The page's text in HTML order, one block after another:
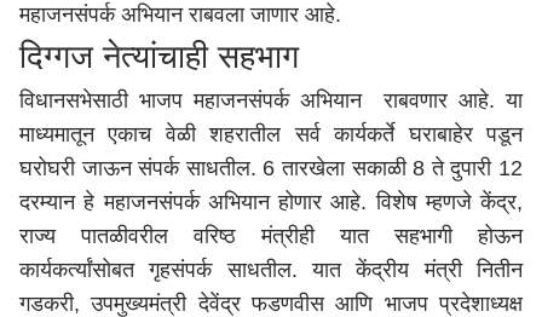
महाजनसंपर्क अभियान राबवला जाणार आहे.
दिग्गज नेत्यांचाही सहभाग
विधानसभेसाठी भाजप महाजनसंपर्क अभियान राबवणार आहे. या
माध्यमातून एकाच वेळी शहरातील सर्व कार्यकर्ते घराबाहेर पडून
घरोघरी जाऊन संपर्क साधतील. 6 तारखेला सकाळी 8 ते दुपारी 12
दरम्यान हे महाजनसंपर्क अभियान होणार आहे. विशेष म्हणजे केंद्र,
राज्य पातळीवरील वरिष्ठ मंत्रीही यात सहभागी होऊन
कार्यकर्त्यांसोबत गृहसंपर्क साधतील. यात केंद्रीय मंत्री नितीन
गडकरी, उपमुख्यमंत्रीदेवेंद्र फडणवीसआणि भाजप प्रदेशाध्यक्ष